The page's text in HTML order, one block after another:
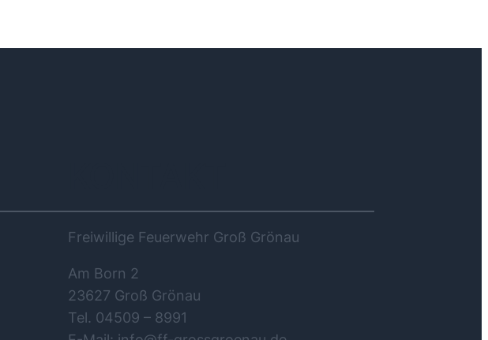
Freiwillige Feuerwehr Groß Grönau
Am Born 2
23627 Groß Grönau
Tel. 04509 – 8991